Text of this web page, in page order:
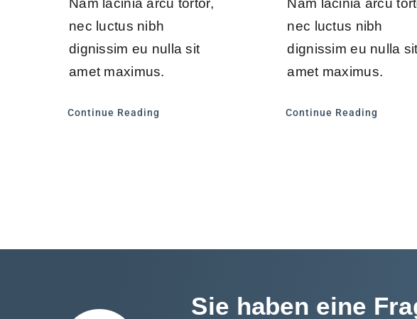
Nam lacinia arcu tortor,
nec luctus nibh
dignissim eu nulla sit
amet maximus.
Continue Reading
Nam lacinia arcu
nec luctus nibh
dignissim eu nulla sit
amet maximus.
Continue Reading
Sie haben eine